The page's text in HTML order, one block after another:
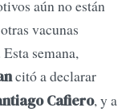
aún no están
vacunas
semana,
citó a declarar
Cafiero, y a